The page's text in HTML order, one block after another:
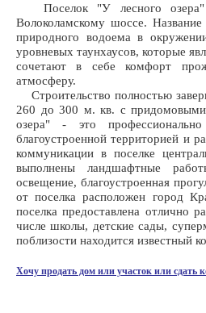
Поселок "У лесного
Волоколамскому шоссе.
природного водоема в
уровневых таунхаусов, которые
сочетают в себе комфорт
атмосферу.
Строительство полностью
260 до 300 м. кв. с
озера" - это
благоустроенной территорией и
коммуникации в поселке
выполнены ландшафтные
освещение, благоустроенная
от поселка расположен город
поселка предоставлена отлично
числе школы, детские сады,
поблизости находится известный
Хочу продать дом или участок или сдать